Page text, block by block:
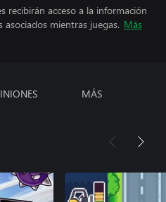
recibirán acceso a la información
mientras juegas. Más
MÁS